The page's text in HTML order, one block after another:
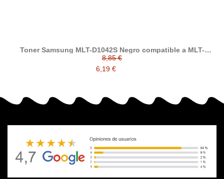
Toner Samsung MLT-D1042S Negro compatible a MLT-
D1042S/ELS
8,85 €
6,19 €